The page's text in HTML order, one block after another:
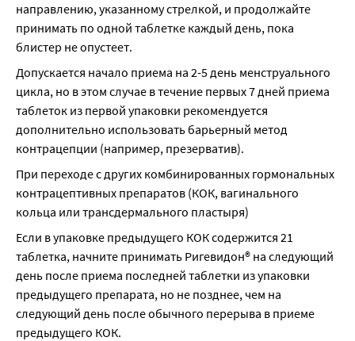
направлению, указанному стрелкой, и продолжайте
принимать по одной таблетке каждый день, пока
блистер не опустеет.
Допускается начало приема на 2-5 день менструального
цикла, но в этом случае в течение первых 7 дней приема
таблеток из первой упаковки рекомендуется
дополнительно использовать барьерный метод
контрацепции (например, презерватив).
При переходе с других комбинированных гормональных
контрацептивных препаратов (КОК, вагинального
кольца или трансдермального пластыря)
Если в упаковке предыдущего КОК содержится 21
таблетка, начните принимать Ригевидон® на следующий
день после приема последней таблетки из упаковки
предыдущего препарата, но не позднее, чем на
следующий день после обычного перерыва в приеме
предыдущего КОК.